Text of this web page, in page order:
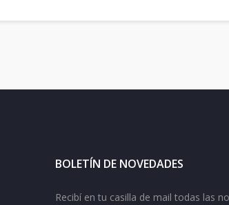
BOLETÍN DE NOVEDADES
Recibí en tu casilla de mail todas las